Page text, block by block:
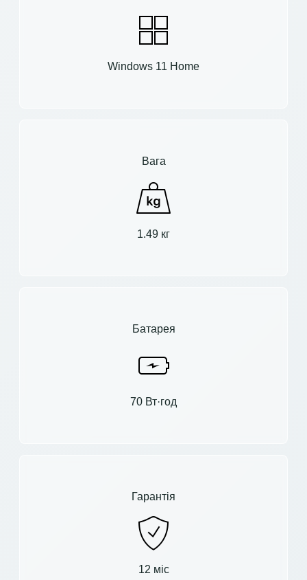
Windows 11 Home
Вага
1.49 кг
Батарея
70 Вт·год
Гарантія
12 міс